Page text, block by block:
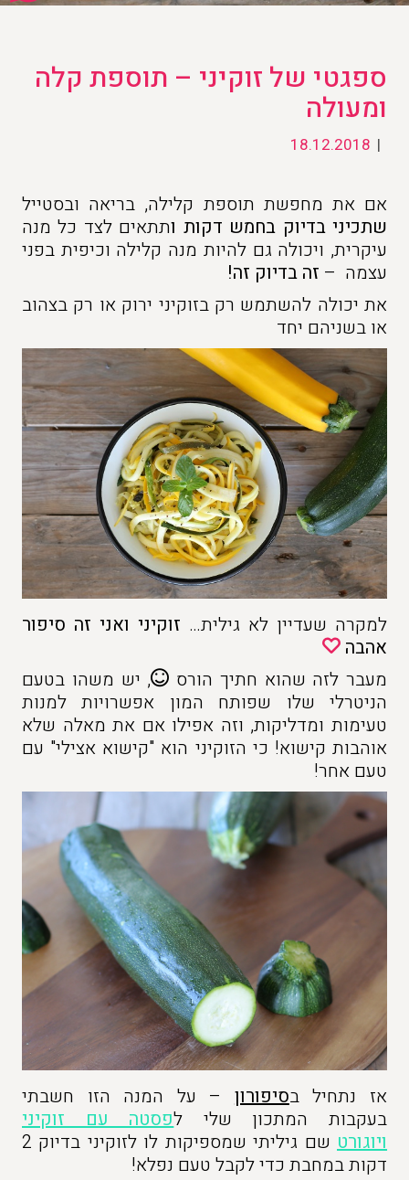
ספגטי של זוקיני – תוספת קלה
ומעולה
|
18.12.2018
אם את מחפשת תוספת קלילה, בריאה ובסטייל
שתכיני בדיוק בחמש דקות ותתאים לצד כל מנה
עיקרית, ויכולה גם להיות מנה קלילה וכיפית בפני
עצמה – זה בדיוק זה!
את יכולה להשתמש רק בזוקיני ירוק או רק בצהוב
או בשניהם יחד
למקרה שעדיין לא גילית… זוקיני ואני זה סיפור
אהבה
מעבר לזה שהוא חתיך הורס
, יש משהו בטעם
הניטרלי שלו שפותח המון אפשרויות למנות
טעימות ומדליקות, וזה אפילו אם את מאלה שלא
אוהבות קישוא! כי הזוקיני הוא "קישוא אצילי" עם
טעם אחר!
אז נתחיל בסיפורון– על המנה הזו חשבתי
בעקבות המתכון שלי לפסטה עם זוקיני
ויוגורט
שם גיליתי שמספיקות לו לזוקיני בדיוק 2
דקות במחבת כדי לקבל טעם נפלא!